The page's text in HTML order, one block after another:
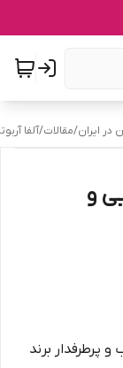
در ایران/مقالات/آلفا
و
پرطرفدار برند